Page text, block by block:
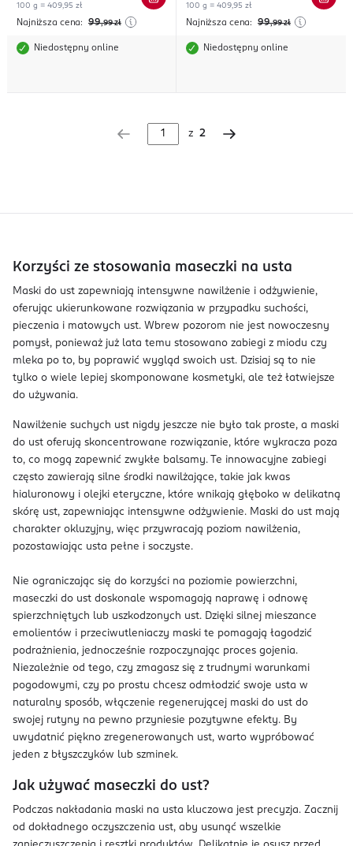
100 g = 409,95 zł
Najniższa cena: 99,99 zł
Niedostępny online
100 g = 409,95 zł
Najniższa cena: 99,99 zł
Niedostępny online
z 2
Korzyści ze stosowania maseczki na usta
Maski do ust zapewniają intensywne nawilżenie i odżywienie,
oferując ukierunkowane rozwiązania w przypadku suchości,
pieczenia i matowych ust. Wbrew pozorom nie jest nowoczesny
pomysł, ponieważ już lata temu stosowano zabiegi z miodu czy
mleka po to, by poprawić wygląd swoich ust. Dzisiaj są to nie
tylko o wiele lepiej skomponowane kosmetyki, ale też łatwiejsze
do używania.
Nawilżenie suchych ust nigdy jeszcze nie było tak proste, a maski
do ust oferują skoncentrowane rozwiązanie, które wykracza poza
to, co mogą zapewnić zwykłe balsamy. Te innowacyjne zabiegi
często zawierają silne środki nawilżające, takie jak kwas
hialuronowy i olejki eteryczne, które wnikają głęboko w delikatną
skórę ust, zapewniając intensywne odżywienie. Maski do ust mają
charakter okluzyjny, więc przywracają poziom nawilżenia,
pozostawiając usta pełne i soczyste.
Nie ograniczając się do korzyści na poziomie powierzchni,
maseczki do ust doskonale wspomagają naprawę i odnowę
spierzchniętych lub uszkodzonych ust. Dzięki silnej mieszance
emolientów i przeciwutleniaczy maski te pomagają łagodzić
podrażnienia, jednocześnie rozpoczynając proces gojenia.
Niezależnie od tego, czy zmagasz się z trudnymi warunkami
pogodowymi, czy po prostu chcesz odmłodzić swoje usta w
naturalny sposób, włączenie regenerującej maski do ust do
swojej rutyny na pewno przyniesie pozytywne efekty. By
uwydatnić piękno zregenerowanych ust, warto wypróbować
jeden z błyszczyków lub szminek.
Jak używać maseczki do ust?
Podczas nakładania maski na usta kluczowa jest precyzja. Zacznij
od dokładnego oczyszczenia ust, aby usunąć wszelkie